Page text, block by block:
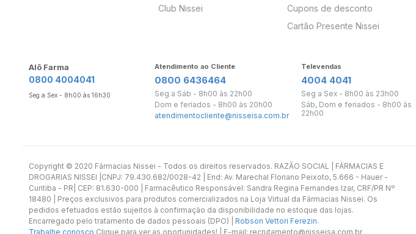
Club Nissei
Cupons de desconto
Cartão Presente Nissei
Alô Farma
0800 4004041
Seg a Sex - 8h00 às 16h30
Atendimento ao Cliente
0800 6436464
Seg a Sáb - 8h00 às 22h00
Dom e feriados - 8h00 às 20h00
atendimentocliente@nisseisa.com.br
Televendas
4004 4041
Seg a Sex - 8h00 às 23h00
Sáb, Dom e feriados - 8h00 às
22h00
Copyright ©️ 2020 Fármacias Nissei - Todos os direitos reservados. RAZÃO SOCIAL | FÁRMACIAS E
DROGARIAS NISSEI |CNPJ: 79.430.682/0028-42 | End: Av. Marechal Floriano Peixoto, 5.666 - Hauer -
Curitiba - PR| CEP: 81.630-000 | Farmacêutico Responsável: Sandra Regina Fernandes Izar, CRF/PR Nº
18480 | Preços exclusivos para produtos comercializados na Loja Virtual da Fármacias Nissei. Os
pedidos efetuados estão sujeitos à confirmação da disponibilidade no estoque das lojas.
Encarregado pelo tratamento de dados pessoais (DPO) | Robson Vettori Ferezin.
Trabalhe conosco Clique para ver as oportunidades! | E-mail: recrutamento@nisseisa.com.br